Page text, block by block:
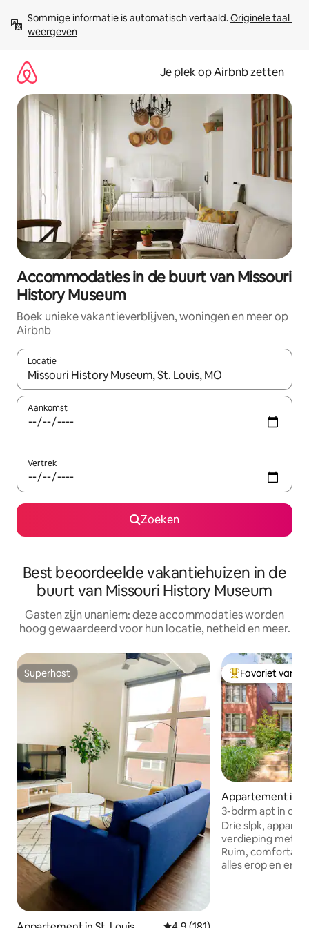
direct
naar
Sommige informatie is automatisch vertaald. Originele taal
weergeven
Je plek op Airbnb zetten
Accommodaties in de buurt van Missouri
History Museum
Boek unieke vakantieverblijven, woningen en meer op
Airbnb
Locatie
Wanneer er resultaten beschikbaar zijn, maak je een keuze
Aankomst
Vertrek
Zoeken
Best beoordeelde vakantiehuizen in de
buurt van Missouri History Museum
Gasten zijn unaniem: deze accommodaties worden
hoog gewaardeerd voor hun locatie, netheid en meer.
Superhost
Superhost Topfavoriet van
Favoriet van
Appartement in
3-bdrm apt in de
Wash U, Forest
Drie slpk,
verdieping met
Ruim,
alles erop en